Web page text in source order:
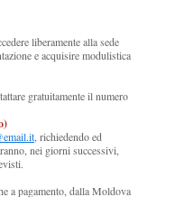
liberamente alla sede
e acquisire modulistica
gratuitamente il numero
, richiedendo ed
nei giorni successivi,
a pagamento, dalla Moldova